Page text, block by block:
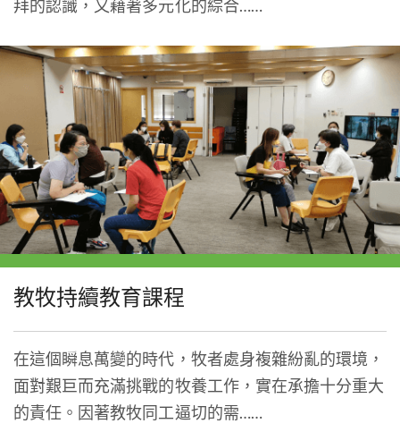
拜的認識，又藉著多元化的綜合……
教牧持續教育課程
在這個瞬息萬變的時代，牧者處身複雜紛亂的環境，
面對艱巨而充滿挑戰的牧養工作，實在承擔十分重大
的責任。因著教牧同工逼切的需……